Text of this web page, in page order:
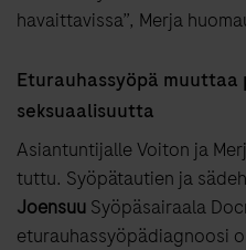
havaittavissa”, Merja
Eturauhassyöpä
seksuaalisuutta
Asiantuntijalle Voiton ja
tuttu. Syöpätautien ja
Joensuu Syöpäsairaala
eturauhassyöpädiagnoosi